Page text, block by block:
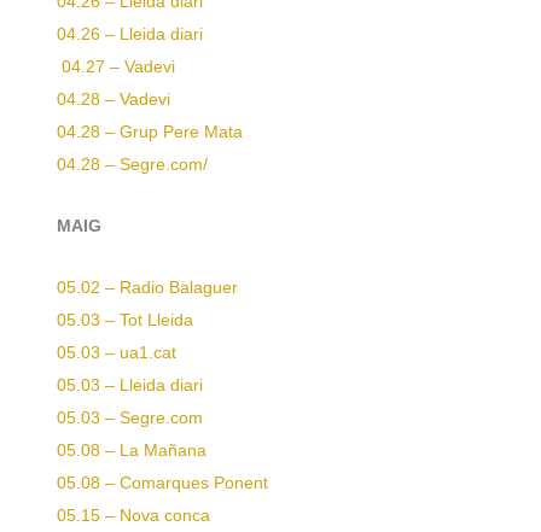
04.26 – Lleida diari
04.27 – Vadevi
04.28 – Vadevi
04.28 – Grup Pere Mata
04.28 – Segre.com/
MAIG
05.02 – Radio Balaguer
05.03 – Tot Lleida
05.03 – ua1.cat
05.03 – Lleida diari
05.03 – Segre.com
05.08 – La Mañana
05.08 – Comarques Ponent
05.15 – Nova conca